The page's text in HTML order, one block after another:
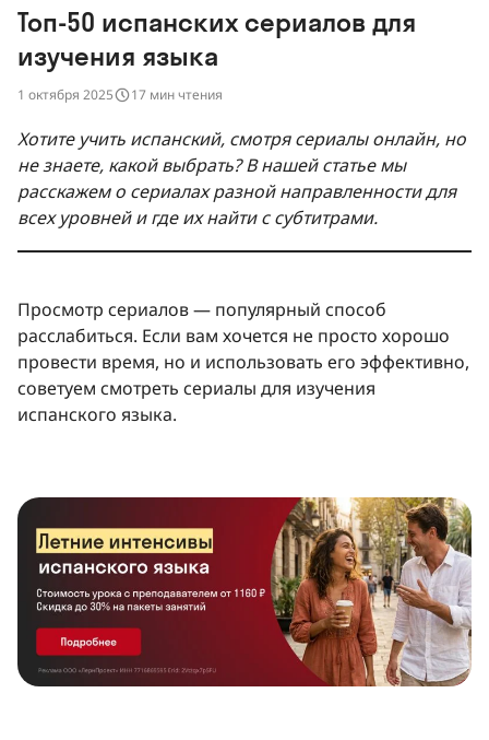
Топ-50 испанских сериалов для
изучения языка
1 октября 2025 17 мин чтения
Хотите учить испанский, смотря сериалы онлайн, но
не знаете, какой выбрать? В нашей статье мы
расскажем о сериалах разной направленности для
всех уровней и где их найти с субтитрами.
Просмотр сериалов — популярный способ
расслабиться. Если вам хочется не просто хорошо
провести время, но и использовать его эффективно,
советуем смотреть сериалы для изучения
испанского языка.